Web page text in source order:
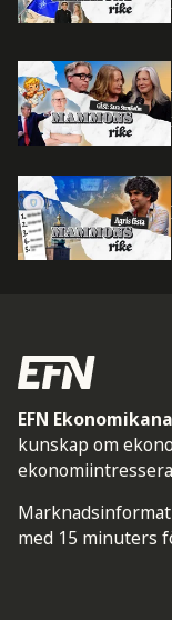
EFN
kunskap om
med 15 minuters